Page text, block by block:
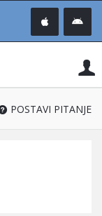
®
POSTAVI PITANJE